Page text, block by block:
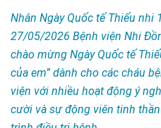
Nhân Ngày Quốc tế Thiếu nhi
27/05/2026 Bệnh viện Nhi
chào mừng Ngày Quốc tế
của em” dành cho các cháu
viện với nhiều hoạt động ý
cười và sự động viên tinh